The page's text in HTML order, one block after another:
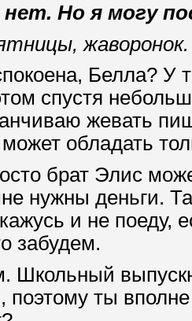
Но я могу
жаворонок.
Белла? У
спустя
жевать
обладать
брат Элис
нужны деньги.
и не поеду,
забудем.
Школьный
поэтому ты